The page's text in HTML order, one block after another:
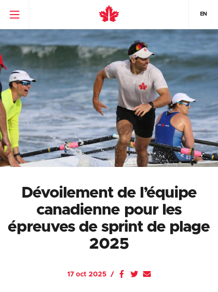
EN
Dévoilement de l’équipe
canadienne pour les
épreuves de sprint de plage
2025
17 oct 2025